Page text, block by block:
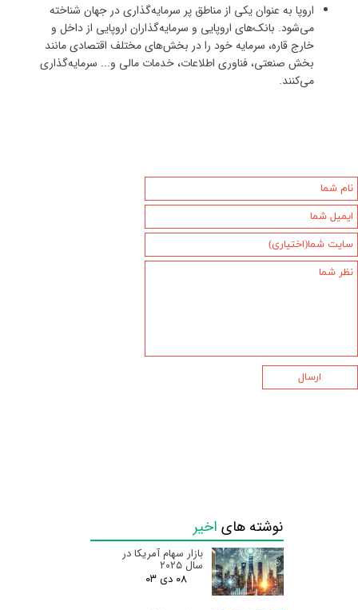
اروپا به عنوان یکی از مناطق پر سرمایه‌گذاری در جهان شناخته
می‌شود. بانک‌های اروپایی و سرمایه‌گذاران اروپایی از داخل و
خارج قاره، سرمایه خود را در بخش‌های مختلف اقتصادی مانند
بخش صنعتی، فناوری اطلاعات، خدمات مالی و... سرمایه‌گذاری
می‌کنند.
ارسال
نوشته های اخیر
بازار سهام آمریکا در
سال ۲۰۲۵
۰۸ دی ۰۳